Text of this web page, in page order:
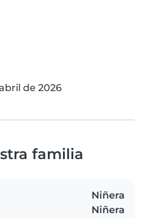
de 2026
familia
Niñera
Niñera